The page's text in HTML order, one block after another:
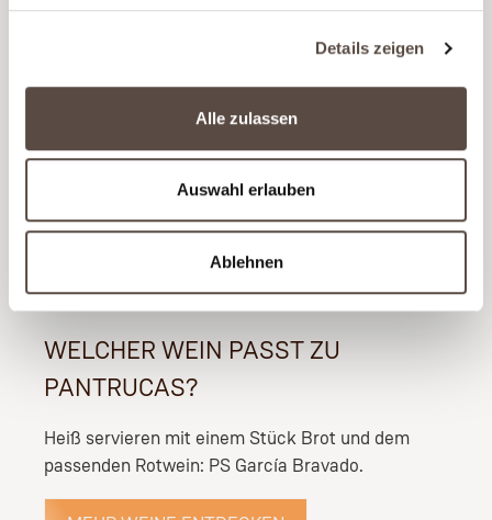
Details zeigen
Alle zulassen
Auswahl erlauben
Ablehnen
einzeln in die kochende Brühe geben. Hitze etwas
Zum Schluß ein Ei pro Person direkt in die heiße
Limettensaft abschmecken und mit frischer
WELCHER WEIN PASST ZU
PANTRUCAS?
Heiß servieren mit einem Stück Brot und dem
passenden Rotwein: PS García Bravado.